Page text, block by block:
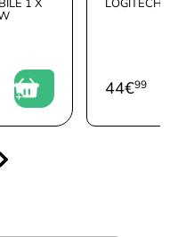
1 X LOGITECH -
44€99